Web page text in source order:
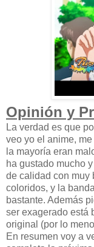
Opinión y
La verdad es que
veo yo el anime,
la mayoría eran
ha gustado mucho
de calidad con muy
coloridos, y la
bastante. Además
ser exagerado está
original (por lo
En resumen voy a